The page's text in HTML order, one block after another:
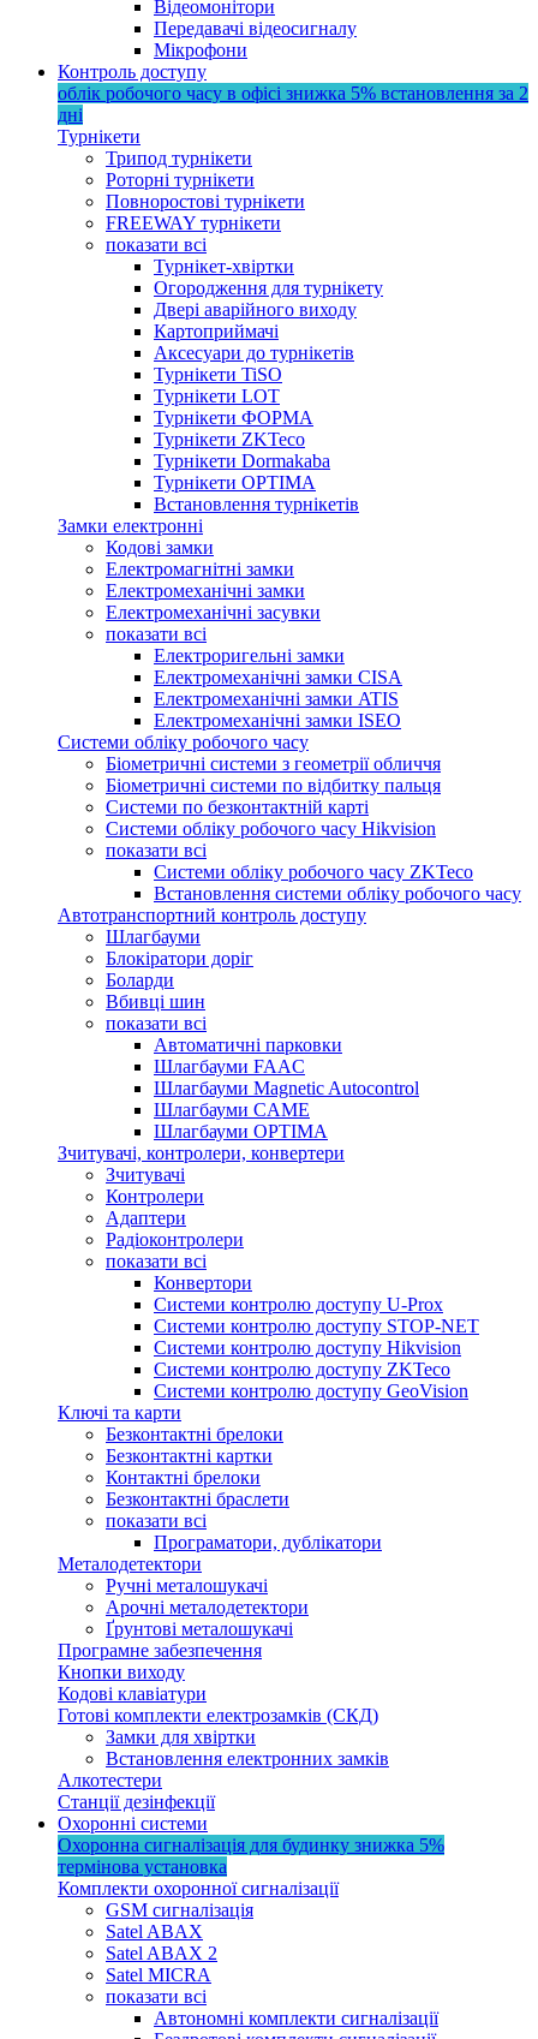
Відеомонітори
Передавачі відеосигналу
Мікрофони
Контроль доступу
облік робочого часу в офісі знижка 5% встановлення за 2
дні
Турнікети
Трипод турнікети
Роторні турнікети
Повноростові турнікети
FREEWAY турнікети
показати всі
Турнікет-хвіртки
Огородження для турнікету
Двері аварійного виходу
Картоприймачі
Аксесуари до турнікетів
Турнікети TiSO
Турнікети LOT
Турнікети ФОРМА
Турнікети ZKTeco
Турнікети Dormakaba
Турнікети OPTIMA
Встановлення турнікетів
Замки електронні
Кодові замки
Електромагнітні замки
Електромеханічні замки
Електромеханічні засувки
показати всі
Електроригельні замки
Електромеханічні замки CISA
Електромеханічні замки ATIS
Електромеханічні замки ISEO
Системи обліку робочого часу
Біометричні системи з геометрії обличчя
Біометричні системи по відбитку пальця
Системи по безконтактній карті
Системи обліку робочого часу Hikvision
показати всі
Системи обліку робочого часу ZKTeco
Встановлення системи обліку робочого часу
Автотранспортний контроль доступу
Шлагбауми
Блокіратори доріг
Боларди
Вбивці шин
показати всі
Автоматичні парковки
Шлагбауми FAAC
Шлагбауми Magnetic Autocontrol
Шлагбауми CAME
Шлагбауми OPTIMA
Зчитувачі, контролери, конвертери
Зчитувачі
Контролери
Адаптери
Радіоконтролери
показати всі
Конвертори
Системи контролю доступу U-Prox
Системи контролю доступу STOP-NET
Системи контролю доступу Hikvision
Системи контролю доступу ZKTeco
Системи контролю доступу GeoVision
Ключі та карти
Безконтактні брелоки
Безконтактні картки
Контактні брелоки
Безконтактні браслети
показати всі
Програматори, дублікатори
Металодетектори
Ручні металошукачі
Арочні металодетектори
Ґрунтові металошукачі
Програмне забезпечення
Кнопки виходу
Кодові клавіатури
Готові комплекти електрозамків (СКД)
Замки для хвіртки
Встановлення електронних замків
Алкотестери
Станції дезінфекції
Охоронні системи
Охоронна сигналізація для будинку знижка 5%
термінова установка
Комплекти охоронної сигналізації
GSM сигналізація
Satel ABAX
Satel ABAX 2
Satel MICRA
показати всі
Автономні комплекти сигналізації